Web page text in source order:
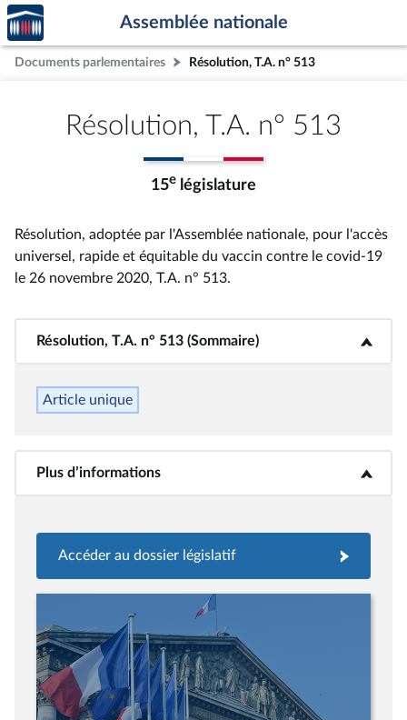
Aller au contenu
Aller en bas de la page
Accèder
à la
page
d'accueil
Assemblée nationale
Documents parlementaires Résolution, T.A. n° 513
Résolution, T.A. n° 513
15e législature
Résolution, adoptée par l'Assemblée nationale, pour l'accès
universel, rapide et équitable du vaccin contre le covid-19
le 26 novembre 2020, T.A. n° 513.
Résolution, T.A. n° 513 (Sommaire)
<b>Résolution, T.A. n° 513 (Sommaire)</b>
Article unique
Plus d’informations<b>Plus d’informations</b>
Accéder au dossier législatif